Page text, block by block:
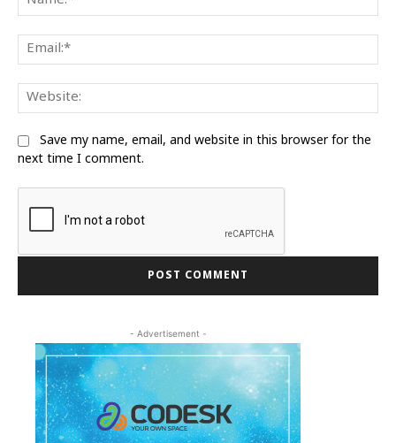
Save my name, email, and website in this browser for the
next time I comment.
- Advertisement -